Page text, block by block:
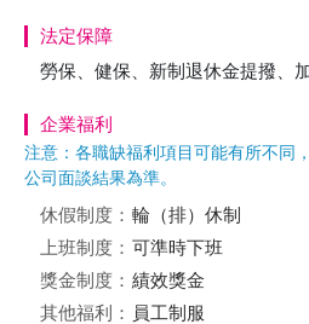
法定保障
勞保、健保、新制退休金提撥、
企業福利
注意：各職缺福利項目可能有所不同
公司面談結果為準。
休假制度： 輪（排）休制
上班制度： 可準時下班
獎金制度： 績效獎金
其他福利： 員工制服